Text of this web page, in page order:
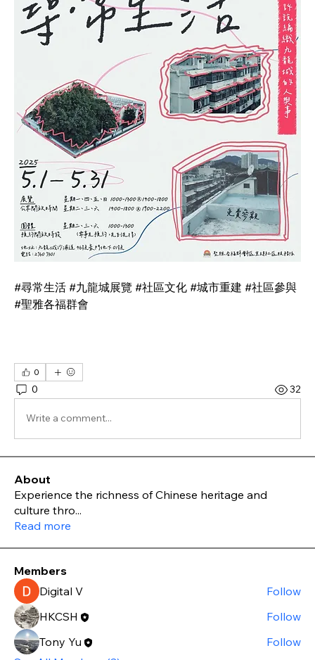
#尋常生活 #九龍城展覽 #社區文化 #城市重建 #社區參與
#聖雅各福群會
0
0 32
Write a comment...
About
Experience the richness of Chinese heritage and
culture thro...
Read more
Members
Digital V
Follow
HKCSH
Follow
Tony Yu
Follow